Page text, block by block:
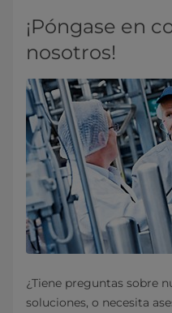
¡Póngase en
nosotros!
¿Tiene preguntas sobre
soluciones, o necesita